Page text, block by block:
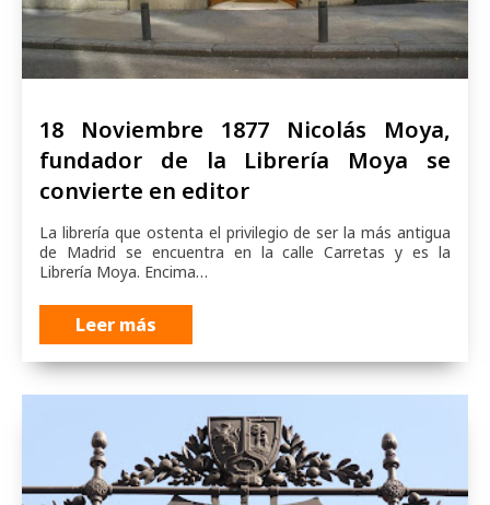
18 Noviembre 1877 Nicolás Moya,
fundador de la Librería Moya se
convierte en editor
La librería que ostenta el privilegio de ser la más antigua
de Madrid se encuentra en la calle Carretas y es la
Librería Moya. Encima…
Leer más